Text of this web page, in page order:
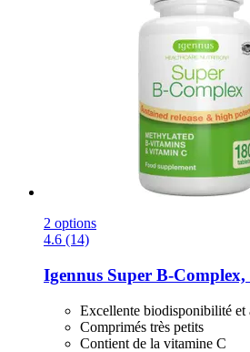
2 options
4.6 (14)
Igennus Super B-​
Excellente biodisponibilité et
Comprimés très petits
Contient de la vitamine C